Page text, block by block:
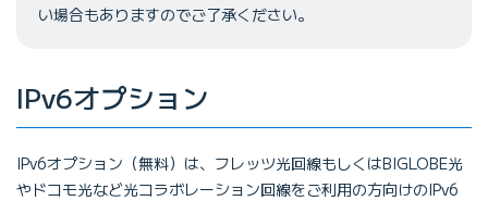
い場合もありますのでご了承ください。
IPv6オプション
IPv6オプション（無料）は、フレッツ光回線もしくはBIGLOBE光
やドコモ光など光コラボレーション回線をご利用の方向けのIPv6